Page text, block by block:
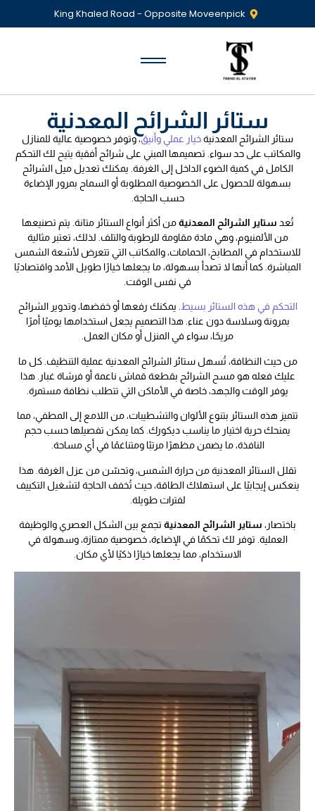
King Khaled Road - Opposite Moveenpick
ستائر الشرائح المعدنية
ستائر الشرائح المعدنيةخيار عملي وأنيق، وتوفر خصوصية عالية للمنازل
والمكاتب على حد سواء. تصميمها المبني على شرائح أفقية يتيح لك التحكم
الكامل في كمية الضوء الداخل إلى الغرفة. يمكنك تعديل ميل الشرائح
بسهولة للحصول على الخصوصية المطلوبة أو السماح بمرور الإضاءة
حسب الحاجة.
تُعد ستاير الشرائح المعدنيةمن أكثر أنواع الستائر متانة. يتم تصنيعها
من الألمنيوم، وهي مادة مقاومة للرطوبة والتلف. لذلك، تعتبر مثالية
للاستخدام في المطابخ، الحمامات، والمكاتب التي تتعرض لأشعة الشمس
المباشرة. كما أنها لا تصدأ بسهولة، ما يجعلها خيارًا طويل الأمد واقتصاديًا
في نفس الوقت.
التحكم في هذه الستائر بسيط. يمكنك رفعها أو خفضها، وتدوير الشرائح
بمرونة وسلاسة دون عناء. هذا التصميم يجعل استخدامها يوميًا أمرًا
مريحًا، سواء في المنزل أو مكان العمل.
من حيث النظافة، تُسهل ستائر الشرائح المعدنية عملية التنظيف. كل ما
عليك فعله هو مسح الشرائح بقطعة قماش ناعمة أو فرشاة غبار. هذا
يوفر الوقت والجهد، خاصة في الأماكن التي تتطلب نظافة مستمرة.
تتميز هذه الستائر بتنوع الألوان والتشطيبات، من اللامع إلى المطفي، مما
يمنحك حرية اختيار ما يناسب ديكورك. كما يمكن تفصيلها حسب حجم
النافذة، ما يضمن مظهرًا مرتبًا ومتناغمًا في أي مساحة.
تقلل الستائر المعدنية من حرارة الشمس، وتحسّن من عزل الغرفة. هذا
ينعكس إيجابيًا على استهلاك الطاقة، حيث تُخفف الحاجة لتشغيل التكييف
لفترات طويلة.
باختصار، ستاير الشرائح المعدنية تجمع بين الشكل العصري والوظيفة
العملية. توفر لك تحكمًا في الإضاءة، خصوصية ممتازة، وسهولة في
الاستخدام، مما يجعلها خيارًا ذكيًا لأي مكان.